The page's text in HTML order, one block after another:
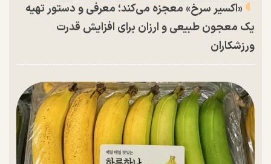
«اکسیر سرخ» معجزه می‌کند؛ معرفی و دستور تهیه
یک معجون طبیعی و ارزان برای افزایش قدرت
ورزشکاران